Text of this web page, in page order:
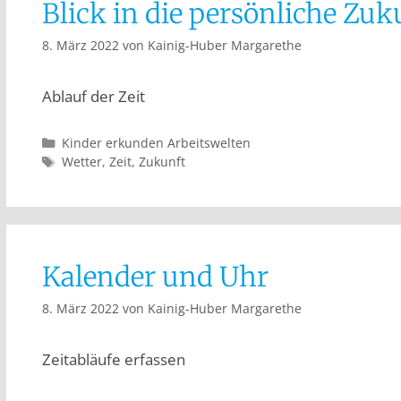
Blick in die persönliche
8. März 2022 von Kainig-Huber Margarethe
Ablauf der Zeit
Kinder erkunden Arbeitswelten
Wetter, Zeit, Zukunft
Kalender und Uhr
8. März 2022 von Kainig-Huber Margarethe
Zeitabläufe erfassen